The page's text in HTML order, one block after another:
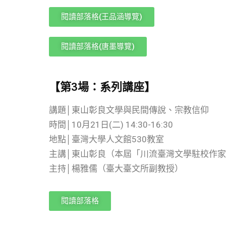
閱讀部落格(王品涵導覽)
閱讀部落格(唐墨導覽)
【第3場：系列講座】
講題│東山彰良文學與民間傳說、宗教信仰
時間│10月21日(二) 14:30-16:30
地點│臺灣大學人文館530教室
主講│東山彰良（本屆「川流臺灣文學駐校作
主持│楊雅儒（臺大臺文所副教授）
閱讀部落格